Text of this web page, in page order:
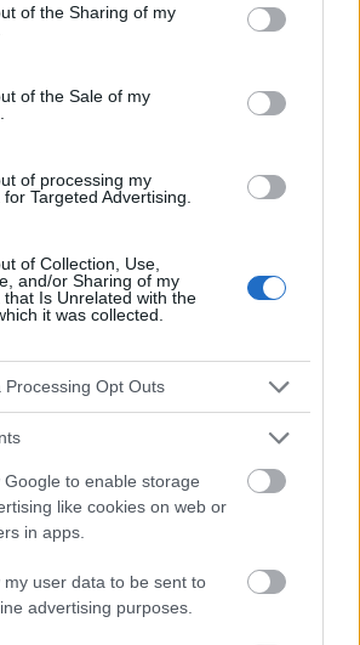
or usage behaviour. You may click to
to Google and its third-party tags to
specified purposes in below Google
of the Sharing of my
of the Sale of my
of processing my
Targeted Advertising.
of Collection, Use,
and/or Sharing of my
that Is Unrelated with the
it was collected.
Processing Opt Outs
Google to enable storage
like cookies on web or
in apps.
my user data to be sent to
advertising purposes.
Milewska A. Wydawnictwo Czelej Sp. z
A, Die Diagnose und Behandlung von
und Schleudertrauma. Eura
auf dieser Website dienen nur zu
Der Herausgeber und die
sind nicht für die Ergebnisse ihrer
Bevor Sie Ratschläge oder Tipps auf